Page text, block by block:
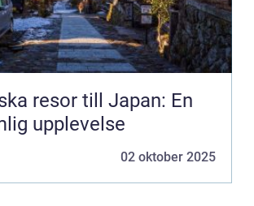
resor till Japan: En
upplevelse
02 oktober 2025